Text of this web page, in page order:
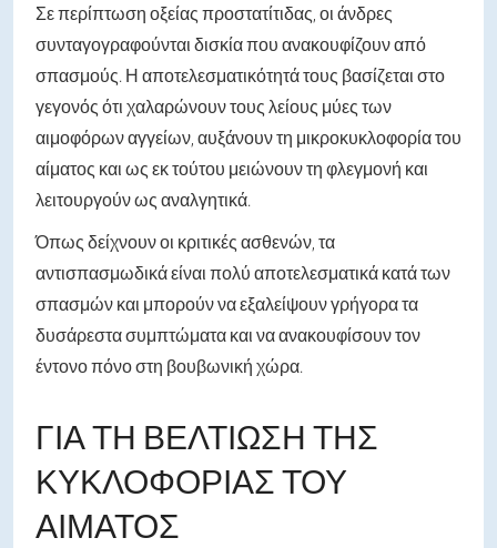
Σε περίπτωση οξείας προστατίτιδας, οι άνδρες
συνταγογραφούνται δισκία που ανακουφίζουν από
σπασμούς. Η αποτελεσματικότητά τους βασίζεται στο
γεγονός ότι χαλαρώνουν τους λείους μύες των
αιμοφόρων αγγείων, αυξάνουν τη μικροκυκλοφορία του
αίματος και ως εκ τούτου μειώνουν τη φλεγμονή και
λειτουργούν ως αναλγητικά.
Όπως δείχνουν οι κριτικές ασθενών, τα
αντισπασμωδικά είναι πολύ αποτελεσματικά κατά των
σπασμών και μπορούν να εξαλείψουν γρήγορα τα
δυσάρεστα συμπτώματα και να ανακουφίσουν τον
έντονο πόνο στη βουβωνική χώρα.
ΓΙΑ ΤΗ ΒΕΛΤΊΩΣΗ ΤΗΣ
ΚΥΚΛΟΦΟΡΊΑΣ ΤΟΥ
ΑΊΜΑΤΟΣ